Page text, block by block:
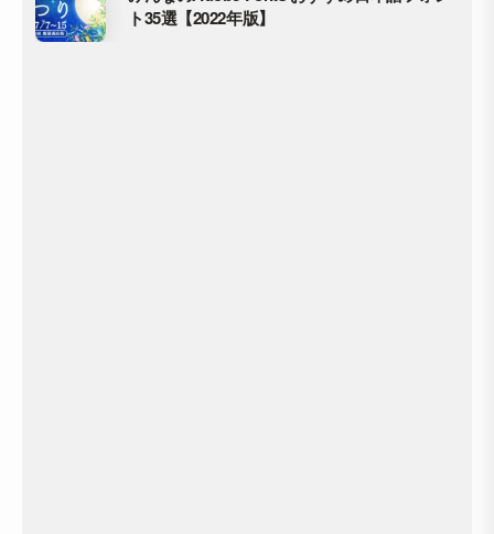
ト35選【2022年版】